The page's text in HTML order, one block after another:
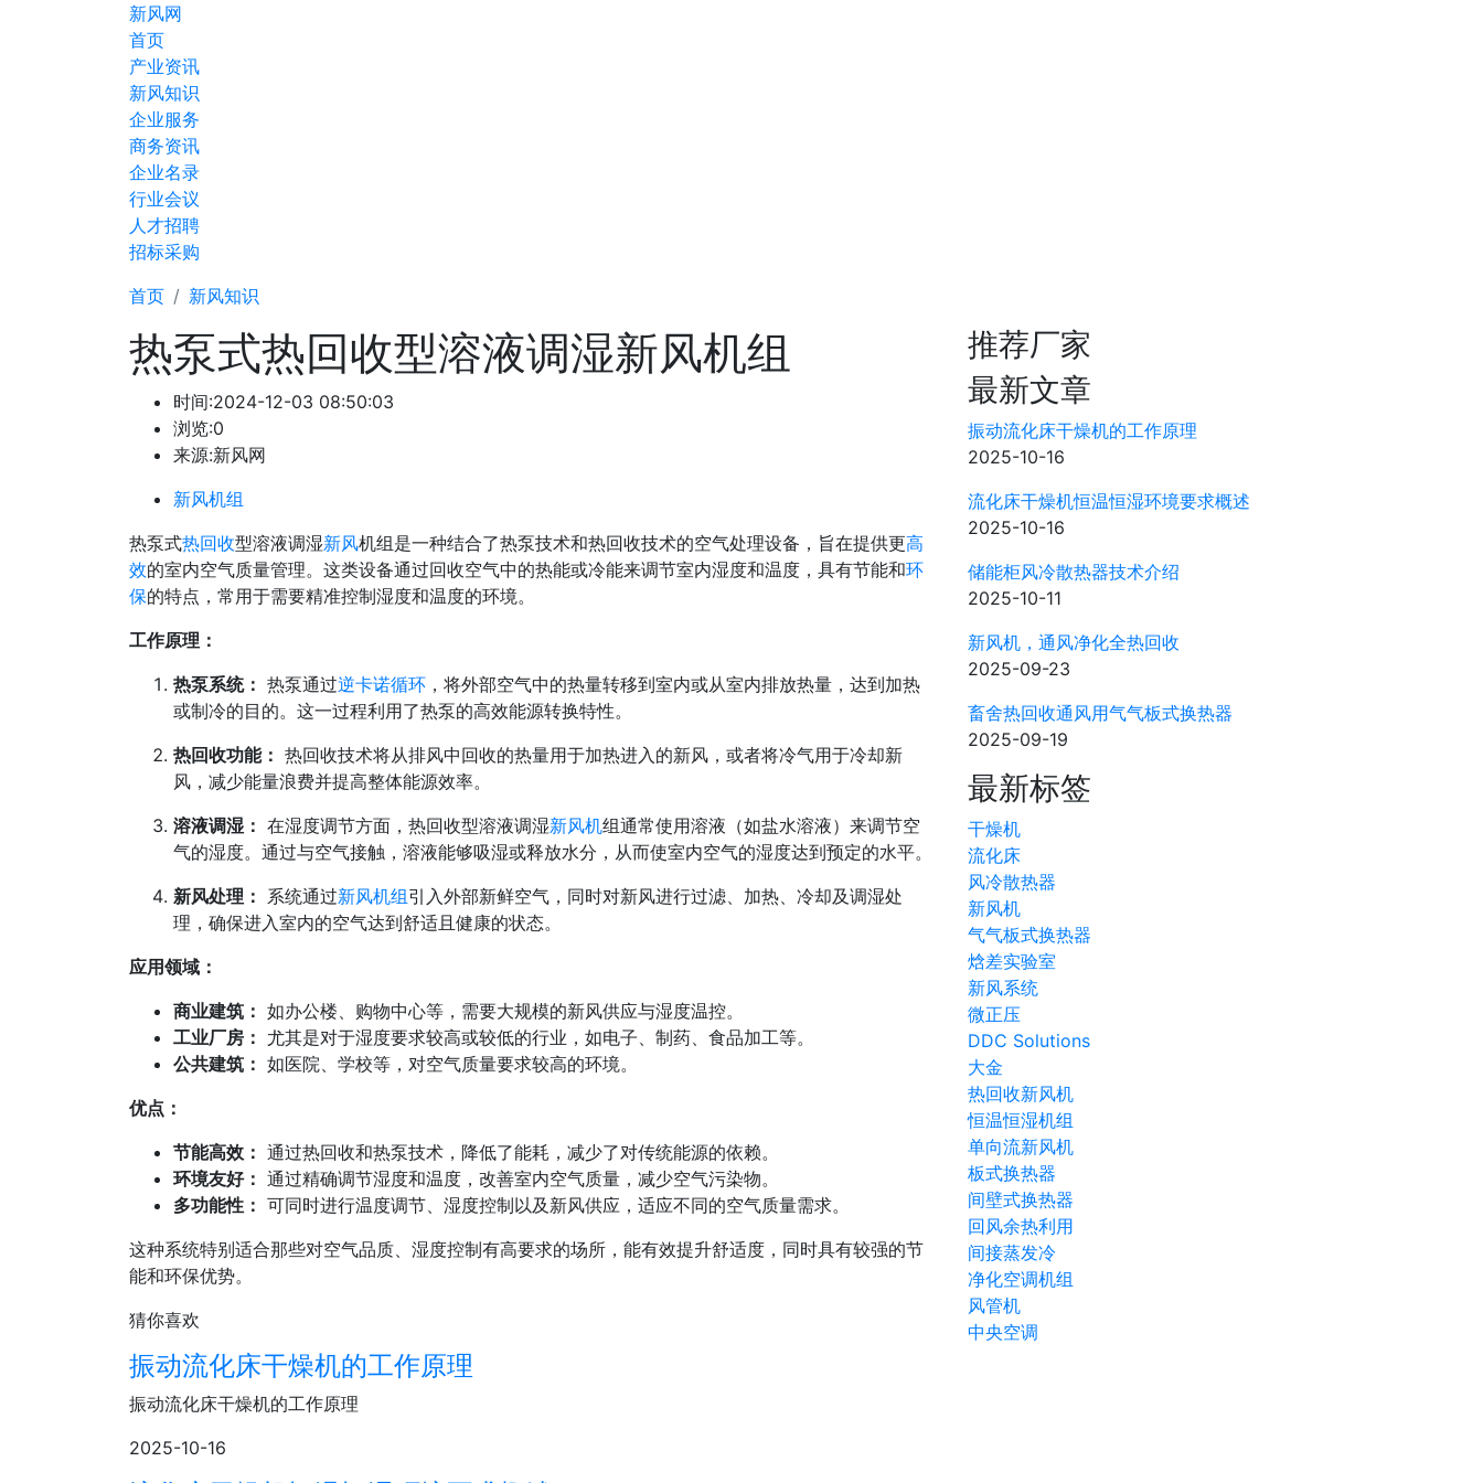
新风网
首页
产业资讯
新风知识
企业服务
商务资讯
企业名录
行业会议
人才招聘
招标采购
首页
新风知识
热泵式热回收型溶液调湿新风机组
时间:2024-12-03 08:50:03
浏览:0
来源:新风网
新风机组
热泵式热回收型溶液调湿新风机组是一种结合了热泵技术和热回收技术的空气处理设备，旨在提供更高
效的室内空气质量管理。这类设备通过回收空气中的热能或冷能来调节室内湿度和温度，具有节能和环
保的特点，常用于需要精准控制湿度和温度的环境。
工作原理：
热泵系统： 热泵通过逆卡诺循环 ，将外部空气中的热量转移到室内或从室内排放热量，达到加热
或制冷的目的。这一过程利用了热泵的高效能源转换特性。
热回收功能： 热回收技术将从排风中回收的热量用于加热进入的新风，或者将冷气用于冷却新
风，减少能量浪费并提高整体能源效率。
溶液调湿： 在湿度调节方面，热回收型溶液调湿新风机组通常使用溶液（如盐水溶液）来调节空
气的湿度。通过与空气接触，溶液能够吸湿或释放水分，从而使室内空气的湿度达到预定的水平。
新风处理： 系统通过新风机组引入外部新鲜空气，同时对新风进行过滤、加热、冷却及调湿处
理，确保进入室内的空气达到舒适且健康的状态。
应用领域：
商业建筑： 如办公楼、购物中心等，需要大规模的新风供应与湿度温控。
工业厂房： 尤其是对于湿度要求较高或较低的行业，如电子、制药、食品加工等。
公共建筑： 如医院、学校等，对空气质量要求较高的环境。
优点：
节能高效： 通过热回收和热泵技术，降低了能耗，减少了对传统能源的依赖。
环境友好： 通过精确调节湿度和温度，改善室内空气质量，减少空气污染物。
多功能性： 可同时进行温度调节、湿度控制以及新风供应，适应不同的空气质量需求。
这种系统特别适合那些对空气品质、湿度控制有高要求的场所，能有效提升舒适度，同时具有较强的节
能和环保优势。
猜你喜欢
振动流化床干燥机的工作原理
振动流化床干燥机的工作原理
2025-10-16
推荐厂家
最新文章
振动流化床干燥机的工作原理
2025-10-16
流化床干燥机恒温恒湿环境要求概述
2025-10-16
储能柜风冷散热器技术介绍
2025-10-11
新风机，通风净化全热回收
2025-09-23
畜舍热回收通风用气气板式换热器
2025-09-19
最新标签
干燥机
流化床
风冷散热器
新风机
气气板式换热器
焓差实验室
新风系统
微正压
DDC Solutions
大金
热回收新风机
恒温恒湿机组
单向流新风机
板式换热器
间壁式换热器
回风余热利用
间接蒸发冷
净化空调机组
风管机
中央空调